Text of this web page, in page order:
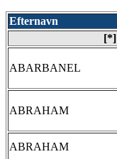
Efternavn
[*]
ABARBANEL
ABRAHAM
ABRAHAM